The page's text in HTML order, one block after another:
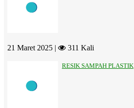
21 Maret 2025 | 311 Kali
RESIK SAMPAH PLASTIK